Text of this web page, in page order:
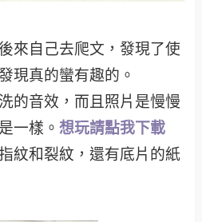
來自己去爬文，發現了使
現真的蠻有趣的。
的音效，而且照片是慢慢
一樣。想玩請點我下載
紋和裂紋，還有底片的紙